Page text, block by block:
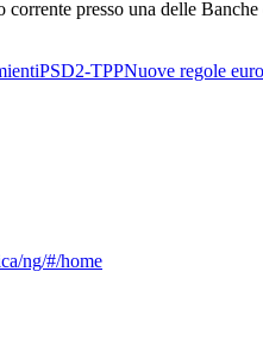
presso una delle
PSD2-TPPNuove regole
ng/#/home